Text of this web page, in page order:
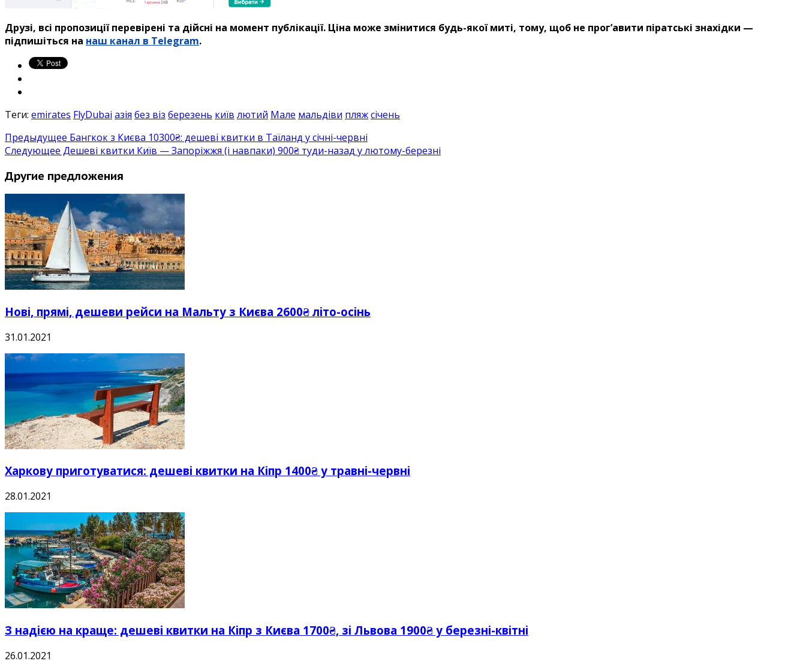
Друзі, всі пропозиції перевірені та дійсні на момент публікації. Ціна може змінитися будь-якої миті, тому, щоб не прог’авити піратські знахідки —
підпишіться на наш канал в Telegram.
Теги: emirates FlyDubai азія без віз березень київ лютий Мале мальдіви пляжсічень
Предыдущее Бангкок з Києва 10300₴: дешеві квитки в Таїланд у січні-червні
Следующее Дешеві квитки Київ — Запоріжжя (і навпаки) 900₴ туди-назад у лютому-березні
Другие предложения
Нові, прямі, дешеви рейси на Мальту з Києва 2600₴ літо-осінь
31.01.2021
Харкову приготуватися: дешеві квитки на Кіпр 1400₴ у травні-червні
28.01.2021
З надією на краще: дешеві квитки на Кіпр з Києва 1700₴, зі Львова 1900₴ у березні-квітні
26.01.2021